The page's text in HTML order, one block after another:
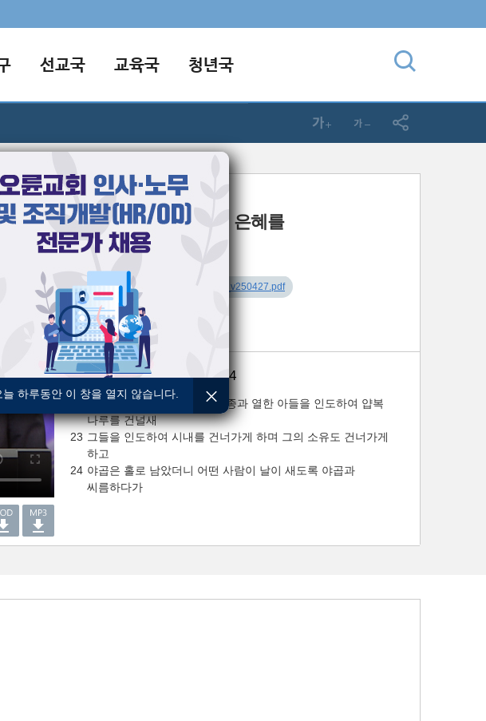
선교국 교육국 청년국
[2025-04-27] 주일예배
누가 얍복강 나루터의 은혜를
경험하는가?
김은호 목사
파일 다운로드 :
오륜설교나눔지_v250427.pdf
오륜설교나눔지_v250427.hwp
본문말씀: 창세기 32:22~24
22 밤에 일어나 두 아내와 두 여종과 열한 아들을 인도하여 얍복
나루를 건널새
23 그들을 인도하여 시내를 건너가게 하며 그의 소유도 건너가게
하고
24 야곱은 홀로 남았더니 어떤 사람이 날이 새도록 야곱과
씨름하다가
늘 하루동안 이 창을 열지 않습니다.